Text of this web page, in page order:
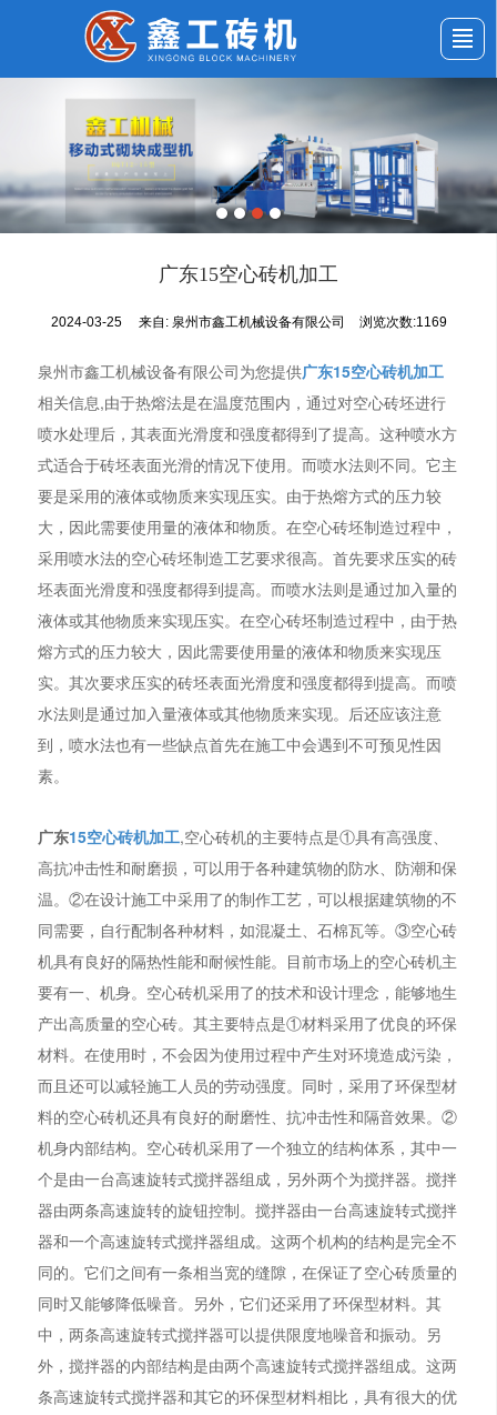
公司介绍 产品展示 应用案例 服务与支持 留言反馈
广东15空心砖机加工
2024-03-25 来自: 泉州市鑫工机械设备有限公司 浏览次数:1169
泉州市鑫工机械设备有限公司为您提供广东15空心砖机加工
相关信息,由于热熔法是在温度范围内，通过对空心砖坯进行
喷水处理后，其表面光滑度和强度都得到了提高。这种喷水方
式适合于砖坯表面光滑的情况下使用。而喷水法则不同。它主
要是采用的液体或物质来实现压实。由于热熔方式的压力较
大，因此需要使用量的液体和物质。在空心砖坯制造过程中，
采用喷水法的空心砖坯制造工艺要求很高。首先要求压实的砖
坯表面光滑度和强度都得到提高。而喷水法则是通过加入量的
液体或其他物质来实现压实。在空心砖坯制造过程中，由于热
熔方式的压力较大，因此需要使用量的液体和物质来实现压
实。其次要求压实的砖坯表面光滑度和强度都得到提高。而喷
水法则是通过加入量液体或其他物质来实现。后还应该注意
到，喷水法也有一些缺点首先在施工中会遇到不可预见性因
素。
广东15空心砖机加工,空心砖机的主要特点是①具有高强度、
高抗冲击性和耐磨损，可以用于各种建筑物的防水、防潮和保
温。②在设计施工中采用了的制作工艺，可以根据建筑物的不
同需要，自行配制各种材料，如混凝土、石棉瓦等。③空心砖
机具有良好的隔热性能和耐候性能。目前市场上的空心砖机主
要有一、机身。空心砖机采用了的技术和设计理念，能够地生
产出高质量的空心砖。其主要特点是①材料采用了优良的环保
材料。在使用时，不会因为使用过程中产生对环境造成污染，
而且还可以减轻施工人员的劳动强度。同时，采用了环保型材
料的空心砖机还具有良好的耐磨性、抗冲击性和隔音效果。②
机身内部结构。空心砖机采用了一个独立的结构体系，其中一
个是由一台高速旋转式搅拌器组成，另外两个为搅拌器。搅拌
器由两条高速旋转的旋钮控制。搅拌器由一台高速旋转式搅拌
器和一个高速旋转式搅拌器组成。这两个机构的结构是完全不
同的。它们之间有一条相当宽的缝隙，在保证了空心砖质量的
同时又能够降低噪音。另外，它们还采用了环保型材料。其
中，两条高速旋转式搅拌器可以提供限度地噪音和振动。另
外，搅拌器的内部结构是由两个高速旋转式搅拌器组成。这两
条高速旋转式搅拌器和其它的环保型材料相比，具有很大的优